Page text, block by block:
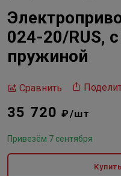
024-20/RUS,
пружиной
Сравнить
35 720₽/шт
Привезём 7 сентября